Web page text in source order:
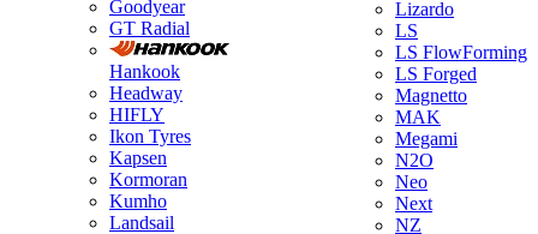
Goodyear
GT Radial
Hankook
Headway
HIFLY
Ikon Tyres
Kapsen
Kormoran
Kumho
Landsail
Lizardo
LS
LS FlowForming
LS Forged
Magnetto
MAK
Megami
N2O
Neo
Next
NZ